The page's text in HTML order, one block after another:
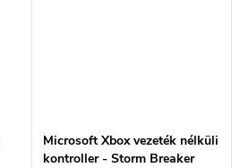
Microsoft Xbox vezeték nélküli
kontroller - Storm Breaker